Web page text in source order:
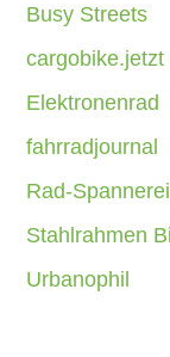
Busy Streets
cargobike.jetzt
Elektronenrad
fahrradjournal
Rad-
Stahlrahmen
Urbanophil